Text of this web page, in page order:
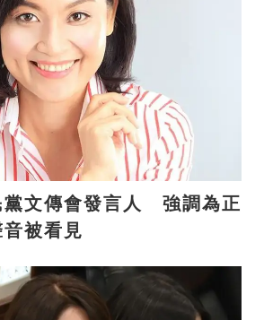
黨文傳會發言人 強調為正
被看見